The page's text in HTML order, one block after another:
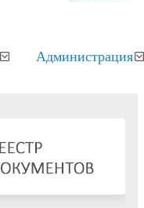
Администрация